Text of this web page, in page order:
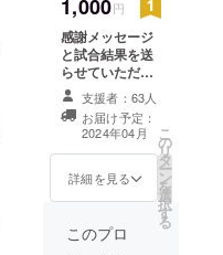
1,000円
感謝メッセージ
と試合結果を送
らせていただき
ます
（CAMPFIREの
メッセージ機
能） ※支援金は
任意に増額可能
です。皆様の温
す。 ※ご支援い
支援者：63人
お届け予定：
2024年04月
詳細を見る
こ
の
リ
タ
ー
ン
を
選
択
す
る
このプロ